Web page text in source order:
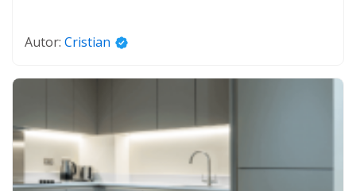
Autor: Cristian